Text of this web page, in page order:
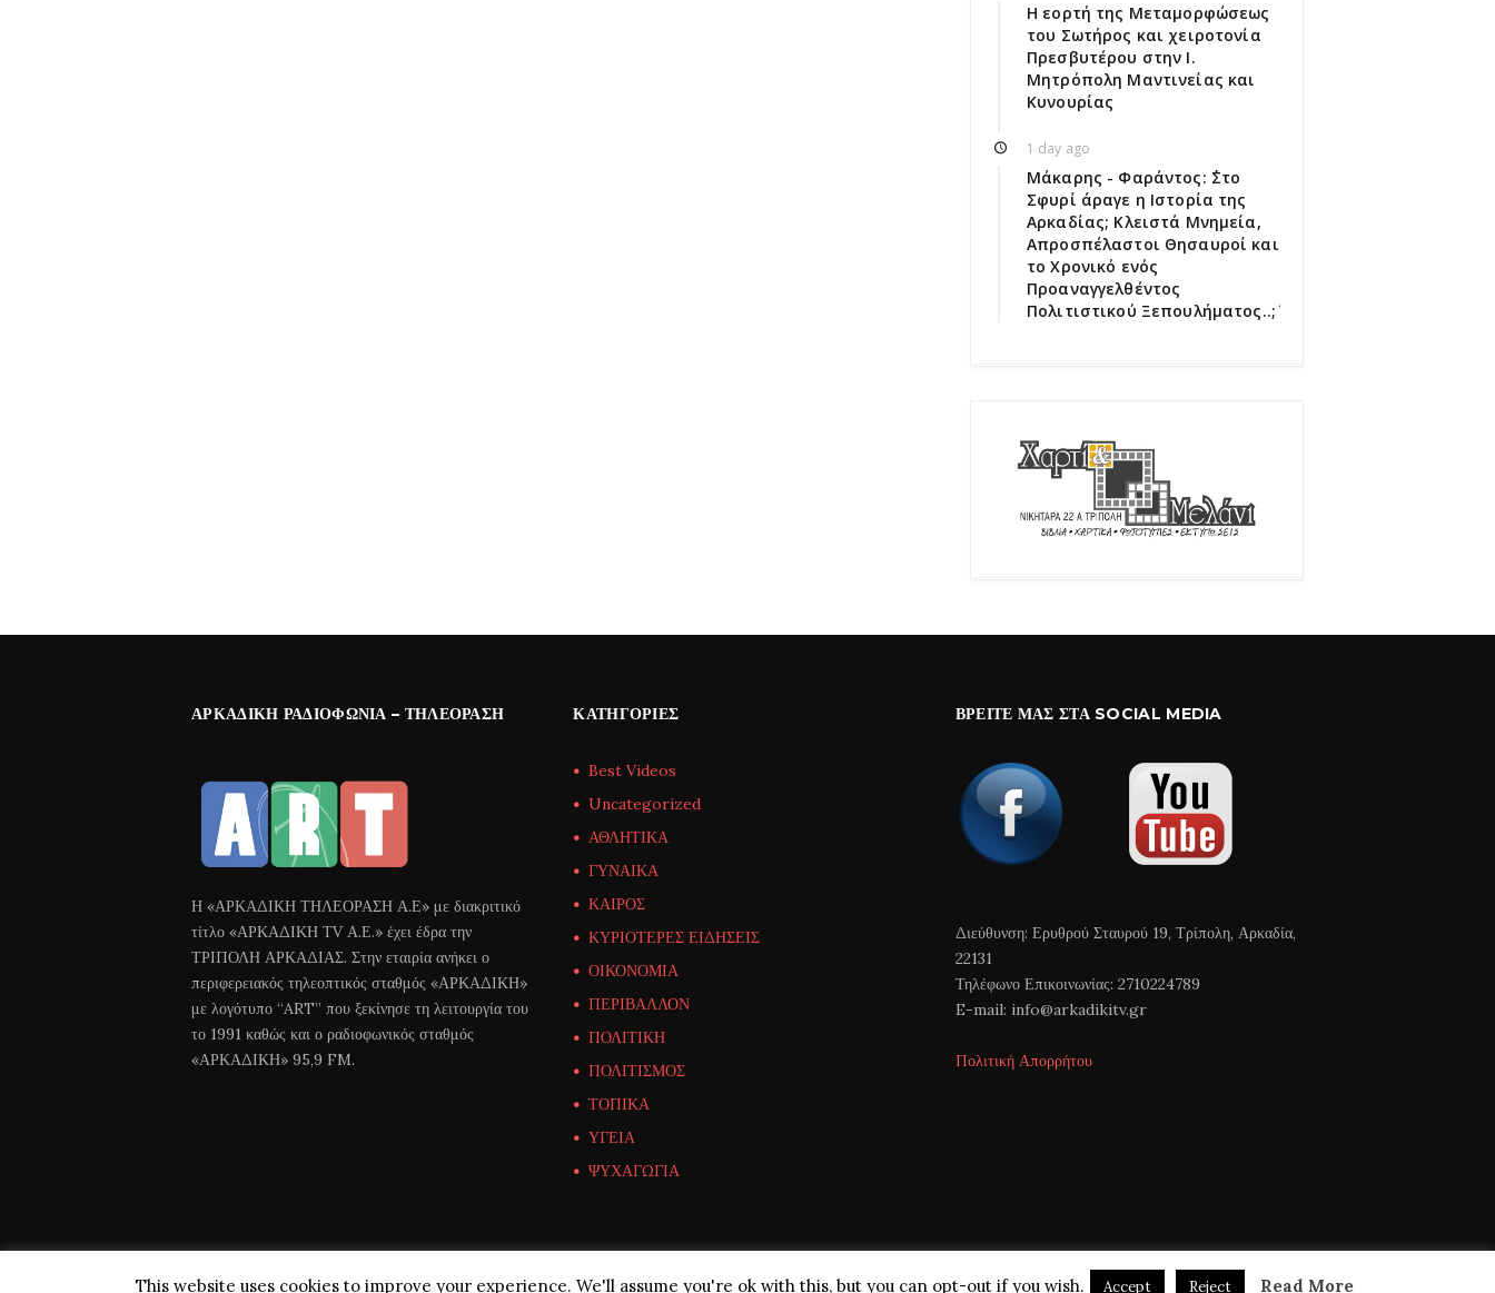
Η εορτή της Μεταμορφώσεως
του Σωτήρος και χειροτονία
Πρεσβυτέρου στην Ι.
Μητρόπολη Μαντινείας και
Κυνουρίας
1 day ago
Μάκαρης - Φαράντος: ΄΄Στο
Σφυρί άραγε η Ιστορία της
Αρκαδίας; Κλειστά Μνημεία,
Απροσπέλαστοι Θησαυροί και
το Χρονικό ενός
Προαναγγελθέντος
Πολιτιστικού Ξεπουλήματος..;΄΄
ΑΡΚΑΔΙΚΉ ΡΑΔΙΟΦΩΝΊΑ – ΤΗΛΕΌΡΑΣΗ
Η «ΑΡΚΑΔΙΚΗ ΤΗΛΕΟΡΑΣΗ Α.Ε» με διακριτικό
τίτλο «ΑΡΚΑΔΙΚΗ ΤV Α.Ε.» έχει έδρα την
ΤΡΙΠΟΛΗ ΑΡΚΑΔΙΑΣ. Στην εταιρία ανήκει ο
περιφερειακός τηλεοπτικός σταθμός «ΑΡΚΑΔΙΚΗ»
με λογότυπο “ART” που ξεκίνησε τη λειτουργία του
το 1991 καθώς και ο ραδιοφωνικός σταθμός
«ΑΡΚΑΔΙΚΗ» 95,9 FM.
ΚΑΤΗΓΟΡΊΕΣ
Best Videos
Uncategorized
ΑΘΛΗΤΙΚΑ
ΓΥΝΑΙΚΑ
ΚΑΙΡΟΣ
ΚΥΡΙΟΤΕΡΕΣ ΕΙΔΗΣΕΙΣ
ΟΙΚΟΝΟΜΙΑ
ΠΕΡΙΒΑΛΛΟΝ
ΠΟΛΙΤΙΚΗ
ΠΟΛΙΤΙΣΜΟΣ
ΤΟΠΙΚΑ
ΥΓΕΙΑ
ΨΥΧΑΓΩΓΙΑ
ΒΡΕΊΤΕ ΜΑΣ ΣΤΑ SOCIAL MEDIA
Διεύθυνση: Ερυθρού Σταυρού 19, Τρίπολη, Αρκαδία,
22131
Τηλέφωνο Επικοινωνίας: 2710224789
E-mail: info@arkadikitv.gr
Πολιτική Απορρήτου
This website uses cookies to improve your experience. We'll assume you're ok with this, but you can opt-out if you wish. Accept Reject Read More